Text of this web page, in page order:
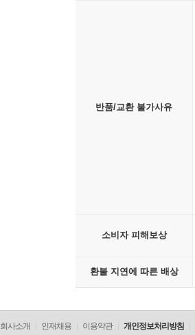
반품/교환 불가사유
소비자 피해보상
환불 지연에 따른 배상
회사소개 인재채용 이용약관 개인정보처리방침